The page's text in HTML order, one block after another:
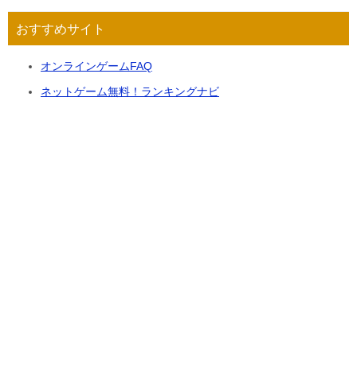
おすすめサイト
オンラインゲームFAQ
ネットゲーム無料！ランキングナビ